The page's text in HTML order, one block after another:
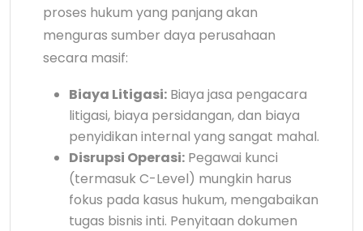
proses hukum yang panjang akan
menguras sumber daya perusahaan
secara masif:
Biaya Litigasi: Biaya jasa pengacara
litigasi, biaya persidangan, dan biaya
penyidikan internal yang sangat mahal.
Disrupsi Operasi: Pegawai kunci
(termasuk C-Level) mungkin harus
fokus pada kasus hukum, mengabaikan
tugas bisnis inti. Penyitaan dokumen